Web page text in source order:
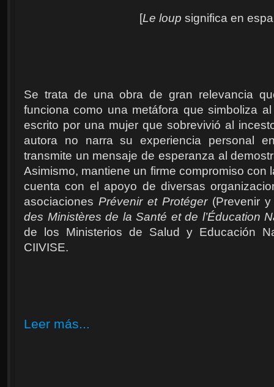
[Le loup significa en
Se trata de una obra de gran relevancia
funciona como una metáfora que simboliza
escrito por una mujer que sobrevivió al
autora no narra su experiencia personal
transmite un mensaje de esperanza al
Asimismo, mantiene un firme compromiso con
cuenta con el apoyo de diversas
asociaciones Prévenir et Protéger(Prevenir
des Ministères de la Santé et de l’Éducation
de los Ministerios de Salud y Educación
CIIVISE.
Leer más...